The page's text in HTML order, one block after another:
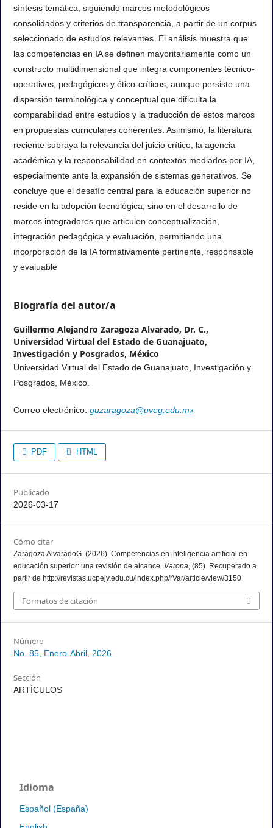
síntesis temática, siguiendo marcos metodológicos
consolidados y criterios de transparencia, a partir de un corpus
seleccionado de estudios relevantes. El análisis muestra que
las competencias en IA se definen mayoritariamente como un
constructo multidimensional que integra componentes técnico-
operativos, pedagógicos y ético-críticos, aunque persiste una
dispersión terminológica y conceptual que dificulta la
comparabilidad entre estudios y la traducción de estos marcos
en propuestas curriculares coherentes. Asimismo, la literatura
reciente subraya la relevancia del juicio crítico, la agencia
académica y la responsabilidad en contextos mediados por IA,
especialmente ante la expansión de sistemas generativos. Se
concluye que el desafío central para la educación superior no
reside en la adopción tecnológica, sino en el desarrollo de
marcos integradores que articulen conceptualización,
integración pedagógica y evaluación, permitiendo una
incorporación de la IA formativamente pertinente, responsable
y evaluable
Biografía del autor/a
Guillermo Alejandro Zaragoza Alvarado, Dr. C.,
Universidad Virtual del Estado de Guanajuato,
Investigación y Posgrados, México
Universidad Virtual del Estado de Guanajuato, Investigación y
Posgrados, México.
Correo electrónico: guzaragoza@uveg.edu.mx
PDF HTML
Publicado
2026-03-17
Cómo citar
Zaragoza AlvaradoG. (2026). Competencias en inteligencia artificial en
educación superior: una revisión de alcance. Varona , (85). Recuperado a
partir de http://revistas.ucpejv.edu.cu/index.php/rVar/article/view/3150
Formatos de citación
Número
No. 85, Enero-Abril, 2026
Sección
ARTÍCULOS
Idioma
Español (España)